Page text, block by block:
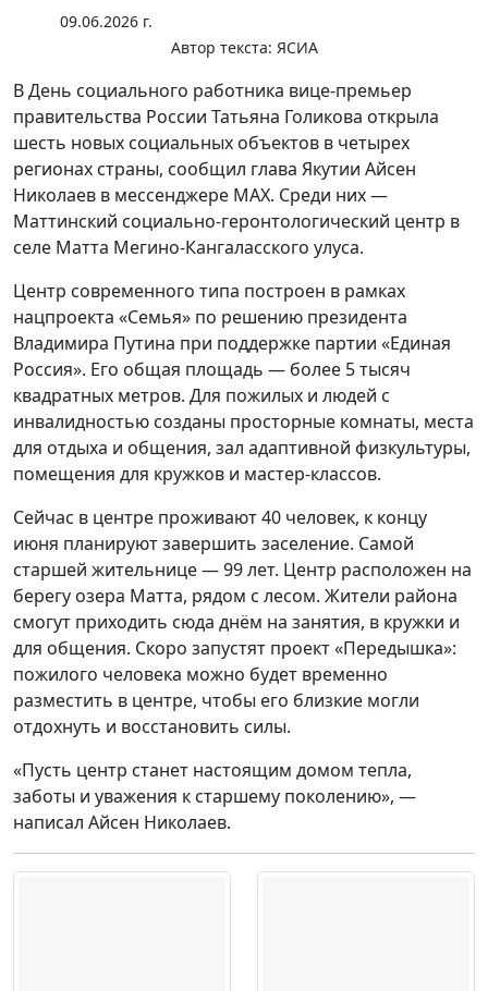
09.06.2026 г.
Автор текста: ЯСИА
В День социального работника вице-премьер
правительства России Татьяна Голикова открыла
шесть новых социальных объектов в четырех
регионах страны, сообщил глава Якутии Айсен
Николаев в мессенджере MAX. Среди них —
Маттинский социально-геронтологический центр в
селе Матта Мегино-Кангаласского улуса.
Центр современного типа построен в рамках
нацпроекта «Семья» по решению президента
Владимира Путина при поддержке партии «Единая
Россия». Его общая площадь — более 5 тысяч
квадратных метров. Для пожилых и людей с
инвалидностью созданы просторные комнаты, места
для отдыха и общения, зал адаптивной физкультуры,
помещения для кружков и мастер-классов.
Сейчас в центре проживают 40 человек, к концу
июня планируют завершить заселение. Самой
старшей жительнице — 99 лет. Центр расположен на
берегу озера Матта, рядом с лесом. Жители района
смогут приходить сюда днём на занятия, в кружки и
для общения. Скоро запустят проект «Передышка»:
пожилого человека можно будет временно
разместить в центре, чтобы его близкие могли
отдохнуть и восстановить силы.
«Пусть центр станет настоящим домом тепла,
заботы и уважения к старшему поколению», —
написал Айсен Николаев.